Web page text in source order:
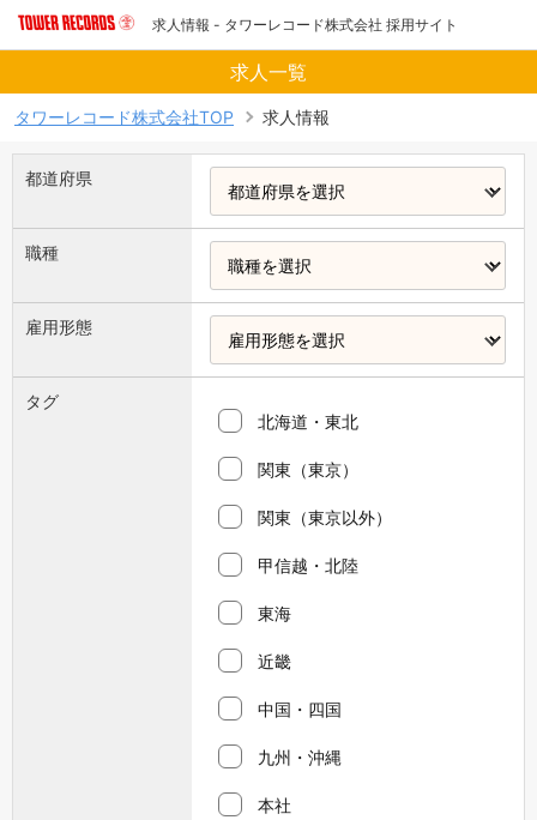
求人情報 - タワーレコード株式会社 採用サイト
求人一覧
タワーレコード株式会社TOP 求人情報
都道府県
職種
雇用形態
タグ
北海道・東北
関東（東京）
関東（東京以外）
甲信越・北陸
東海
近畿
中国・四国
九州・沖縄
本社